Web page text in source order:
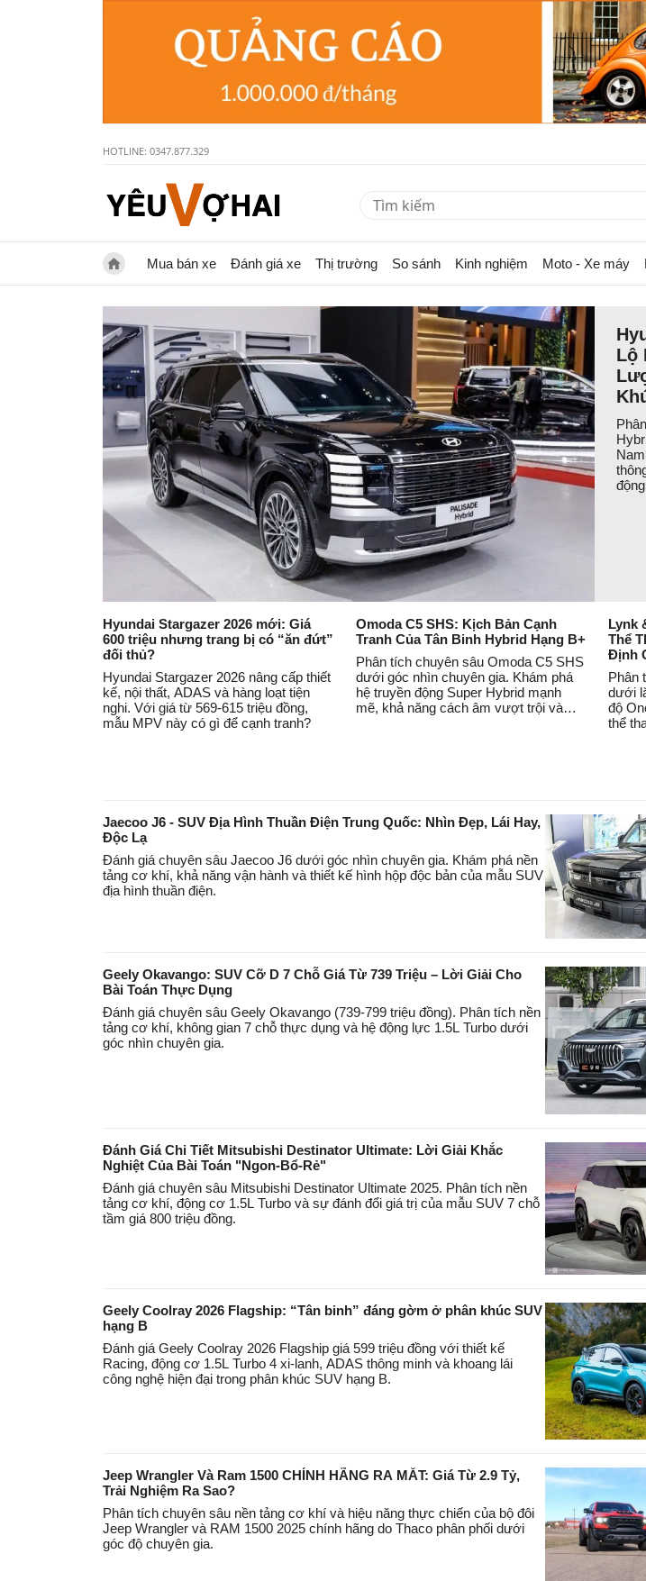
HOTLINE: 0347.877.329
Mua bán xe Đánh giá xe Thị trường So sánh Kinh nghiệm Moto - Xe máy
Lộ
Hyundai Stargazer 2026 mới: Giá
600 triệu nhưng trang bị có “ăn đứt”
đối thủ?
Hyundai Stargazer 2026 nâng cấp thiết
kế, nội thất, ADAS và hàng loạt tiện
nghi. Với giá từ 569-615 triệu đồng,
mẫu MPV này có gì để cạnh tranh?
Omoda C5 SHS: Kịch Bản Cạnh
Tranh Của Tân Binh Hybrid Hạng B+
Phân tích chuyên sâu Omoda C5 SHS
dưới góc nhìn chuyên gia. Khám phá
hệ truyền động Super Hybrid mạnh
mẽ, khả năng cách âm vượt trội và
Lynk
Thể
Định
Phân
dưới
độ
thể
Jaecoo J6 - SUV Địa Hình Thuần Điện Trung Quốc: Nhìn Đẹp, Lái Hay,
Độc Lạ
Đánh giá chuyên sâu Jaecoo J6 dưới góc nhìn chuyên gia. Khám phá nền
tảng cơ khí, khả năng vận hành và thiết kế hình hộp độc bản của mẫu SUV
địa hình thuần điện.
Geely Okavango: SUV Cỡ D 7 Chỗ Giá Từ 739 Triệu – Lời Giải Cho
Bài Toán Thực Dụng
Đánh giá chuyên sâu Geely Okavango (739-799 triệu đồng). Phân tích nền
tảng cơ khí, không gian 7 chỗ thực dụng và hệ động lực 1.5L Turbo dưới
góc nhìn chuyên gia.
Đánh Giá Chi Tiết Mitsubishi Destinator Ultimate: Lời Giải Khắc
Nghiệt Của Bài Toán "Ngon-Bổ-Rẻ"
Đánh giá chuyên sâu Mitsubishi Destinator Ultimate 2025. Phân tích nền
tảng cơ khí, động cơ 1.5L Turbo và sự đánh đổi giá trị của mẫu SUV 7 chỗ
tầm giá 800 triệu đồng.
Geely Coolray 2026 Flagship: “Tân binh” đáng gờm ở phân khúc SUV
hạng B
Đánh giá Geely Coolray 2026 Flagship giá 599 triệu đồng với thiết kế
Racing, động cơ 1.5L Turbo 4 xi-lanh, ADAS thông minh và khoang lái
công nghệ hiện đại trong phân khúc SUV hạng B.
Jeep Wrangler Và Ram 1500 CHÍNH HÃNG RA MẮT: Giá Từ 2.9 Tỷ,
Trải Nghiệm Ra Sao?
Phân tích chuyên sâu nền tảng cơ khí và hiệu năng thực chiến của bộ đôi
Jeep Wrangler và RAM 1500 2025 chính hãng do Thaco phân phối dưới
góc độ chuyên gia.